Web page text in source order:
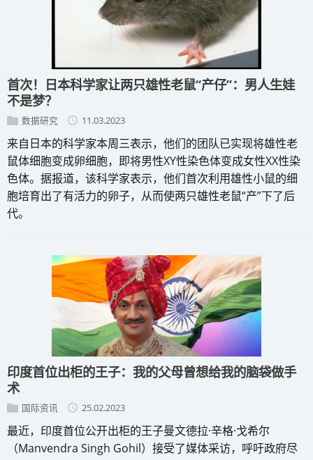
首次！日本科学家让两只雄性老鼠“产仔”：男人生娃
不是梦？
数据研究 11.03.2023
来自日本的科学家本周三表示，他们的团队已实现将雄性老
鼠体细胞变成卵细胞，即将男性XY性染色体变成女性XX性染
色体。据报道，该科学家表示，他们首次利用雄性小鼠的细
胞培育出了有活力的卵子，从而使两只雄性老鼠“产”下了后
代。
印度首位出柜的王子：我的父母曾想给我的脑袋做手
术
国际资讯 25.02.2023
最近，印度首位公开出柜的王子曼文德拉·辛格·戈希尔
（Manvendra Singh Gohil）接受了媒体采访，呼吁政府尽